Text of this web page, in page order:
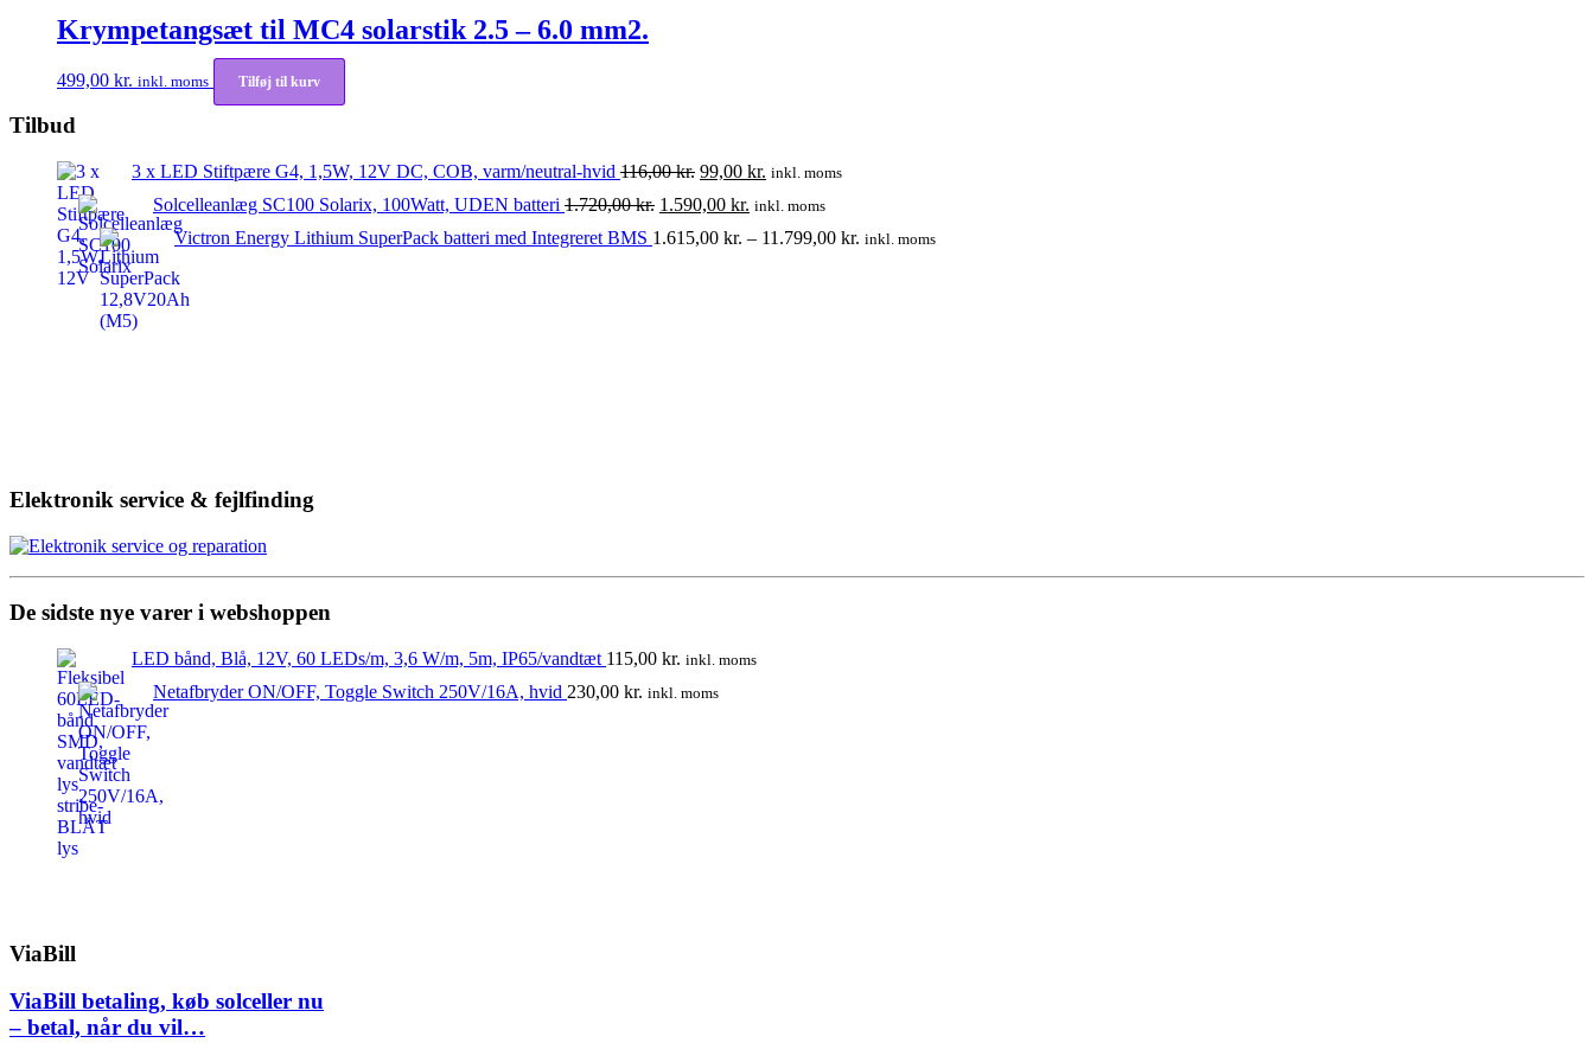
Krympetangsæt til MC4 solarstik 2.5 – 6.0 mm2.
499,00 kr. inkl. moms Tilføj til kurv
Tilbud
3 x LED Stiftpære G4, 1,5W, 12V DC, COB, varm/neutral-hvid 116,00kr. Den
pris
var:
99,00 kr. Den
pris
er:
inkl. moms
Solcelleanlæg SC100 Solarix, 100Watt, UDEN batteri 1.720,00kr. Den
pris
1.590,00 kr. Den
pris
inkl. moms
Victron Energy Lithium SuperPack batteri med Integreret BMS 1.615,00 kr. – 11.799,00 kr. Prisinterval:
inkl. moms
Elektronik service & fejlfinding
De sidste nye varer i webshoppen
LED bånd, Blå, 12V, 60 LEDs/m, 3,6 W/m, 5m, IP65/vandtæt 115,00 kr. inkl. moms
Netafbryder ON/OFF, Toggle Switch 250V/16A, hvid 230,00 kr. inkl. moms
ViaBill
ViaBill betaling, køb solceller nu
– betal, når du vil…